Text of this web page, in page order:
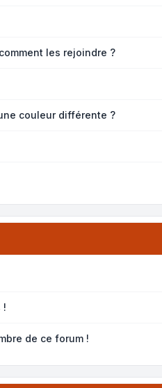
les rejoindre ?
couleur différente ?
!
de ce forum !